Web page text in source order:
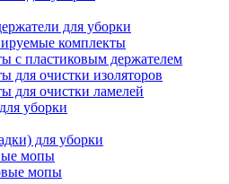
для уборки
комплекты
с пластиковым держателем
для очистки изоляторов
для очистки ламелей
уборки
для уборки
мопы
мопы